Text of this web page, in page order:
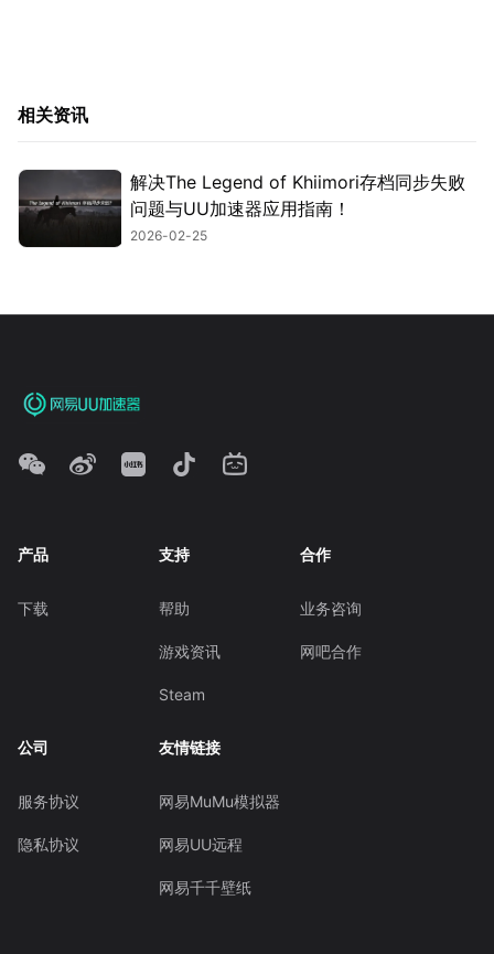
相关资讯
解决The Legend of Khiimori存档同步失败
问题与UU加速器应用指南！
2026-02-25
产品
下载
支持
帮助
游戏资讯
Steam
合作
业务咨询
网吧合作
公司
服务协议
隐私协议
友情链接
网易MuMu模拟器
网易UU远程
网易千千壁纸